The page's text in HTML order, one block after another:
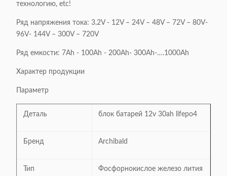
технологию, etc!
Ряд напряжения тока: 3.2V - 12V – 24V – 48V – 72V – 80V-
96V- 144V – 300V – 720V
Ряд емкости: 7Ah - 100Ah - 200Ah- 300Ah-….1000Ah
Характер продукции
Параметр
Деталь блок батарей 12v 30ah lifepo4
Бренд Archibald
Тип Фосфорнокислое железо лития